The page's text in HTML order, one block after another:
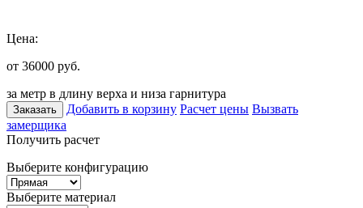
Цена:
от 36000 руб.
за метр в длину верха и низа гарнитура
Заказать Добавить в корзину Расчет цены Вызвать
замерщика
Получить расчет
Выберите конфигурацию
Выберите материал